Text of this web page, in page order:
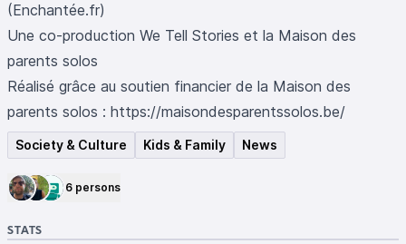
(Enchantée.fr)
Une co-production We Tell Stories et la Maison des
parents solos
Réalisé grâce au soutien financier de la Maison des
parents solos : https://maisondesparentssolos.be/
Society & Culture Kids & Family News
6 persons
STATS